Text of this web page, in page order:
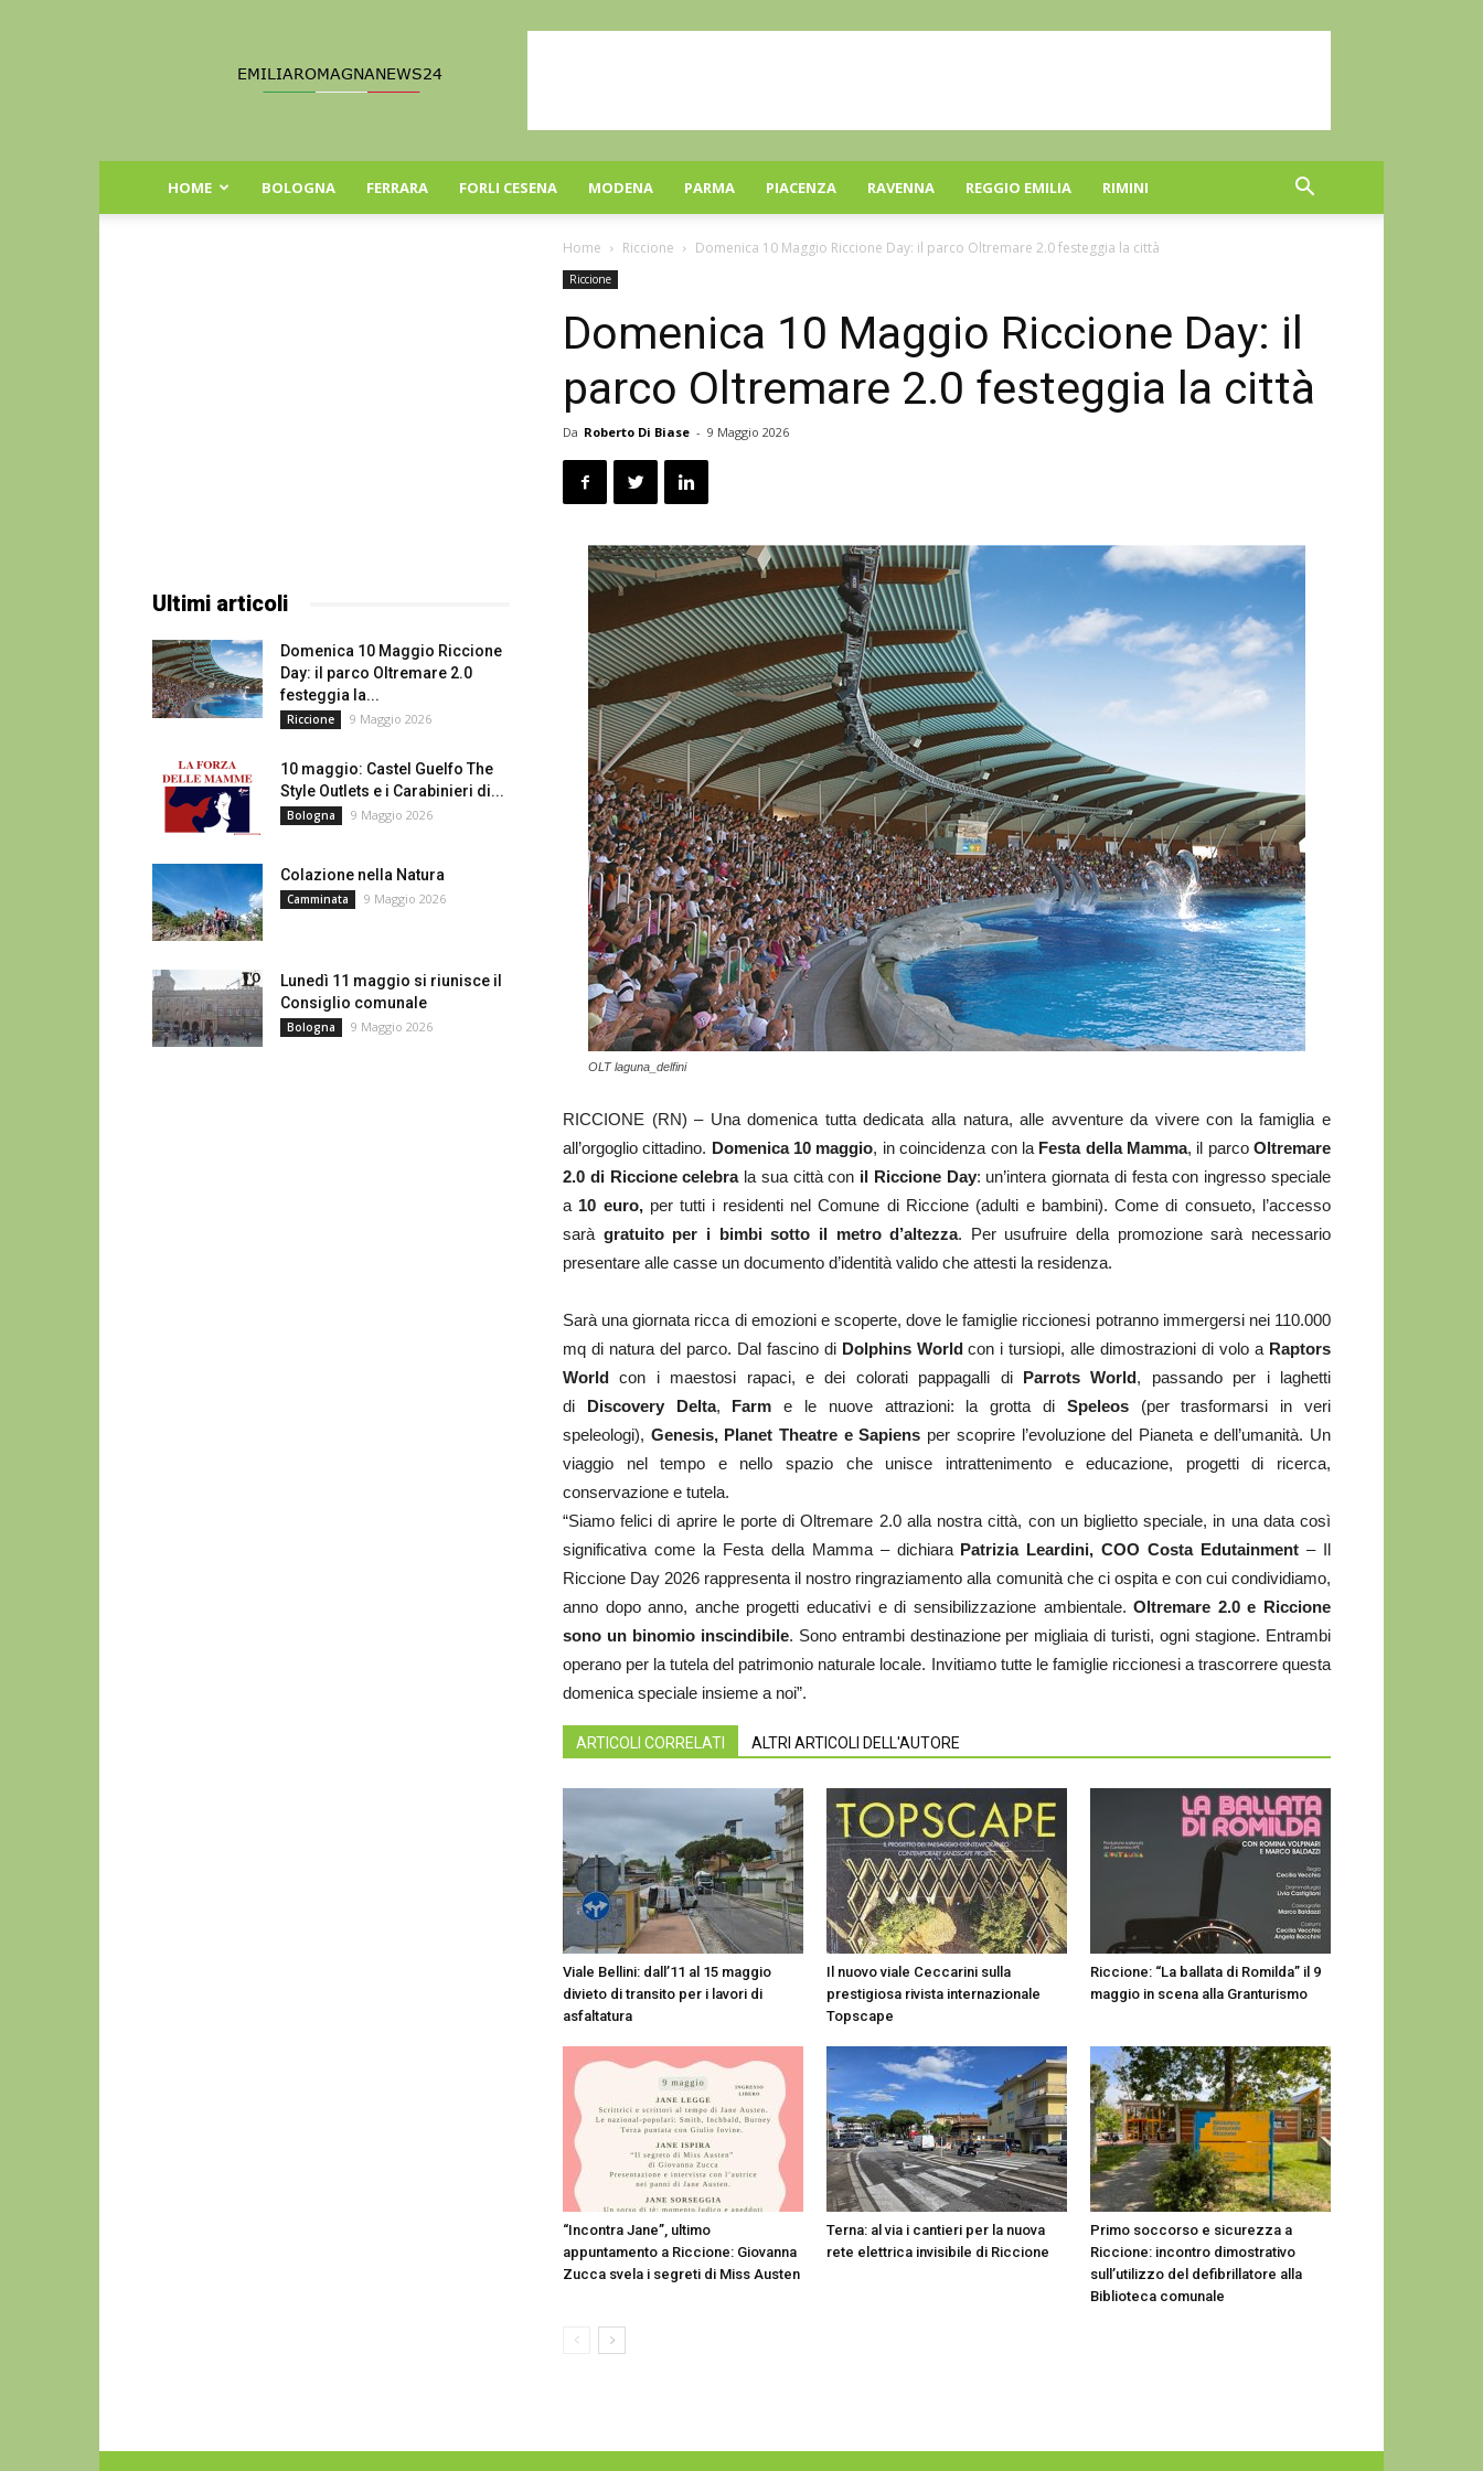
Romagna
HOME BOLOGNA FERRARA FORLI CESENA MODENA PARMA PIACENZA RAVENNA REGGIO EMILIA RIMINI
Home Riccione Domenica 10 Maggio Riccione Day: il parco Oltremare 2.0 festeggia la città
Riccione
Domenica 10 Maggio Riccione Day: il
parco Oltremare 2.0 festeggia la città
Da Roberto Di Biase - 9 Maggio 2026
OLT laguna_delfini
RICCIONE (RN) – Una domenica tutta dedicata alla natura, alle avventure da vivere con la famiglia e
all’orgoglio cittadino. Domenica 10 maggio, in coincidenza con la Festa della Mamma, il parcoOltremare
2.0 di Riccione celebrala sua città con il Riccione Day: un’intera giornata di festa con ingresso speciale
a 10 euro,per tutti i residenti nel Comune di Riccione (adulti e bambini). Come di consueto, l’accesso
sarà gratuito per i bimbi sotto il metro d’altezza. Per usufruire della promozione sarà necessario
presentare alle casse un documento d’identità valido che attesti la residenza.
Sarà una giornata ricca di emozioni e scoperte, dove le famiglie riccionesi potranno immergersi nei 110.000
mq di natura del parco. Dal fascino di Dolphins Worldcon i tursiopi, alle dimostrazioni di volo a Raptors
World con i maestosi rapaci, e dei colorati pappagalli di Parrots World, passando per i laghetti
di Discovery Delta, Farm e le nuove attrazioni: la grotta di Speleos(per trasformarsi in veri
speleologi), Genesis, Planet Theatre e Sapiens per scoprire l’evoluzione del Pianeta e dell’umanità. Un
viaggio nel tempo e nello spazio che unisce intrattenimento e educazione, progetti di ricerca,
conservazione e tutela.
“Siamo felici di aprire le porte di Oltremare 2.0 alla nostra città, con un biglietto speciale, in una data così
significativa come la Festa della Mamma – dichiara Patrizia Leardini, COO Costa Edutainment – Il
Riccione Day 2026 rappresenta il nostro ringraziamento alla comunità che ci ospita e con cui condividiamo,
anno dopo anno, anche progetti educativi e di sensibilizzazione ambientale.Oltremare 2.0 e Riccione
sono un binomio inscindibile. Sono entrambi destinazione per migliaia di turisti, ogni stagione. Entrambi
operano per la tutela del patrimonio naturale locale. Invitiamo tutte le famiglie riccionesi a trascorrere questa
domenica speciale insieme a noi”.
ARTICOLI CORRELATI ALTRI ARTICOLI DELL'AUTORE
Viale Bellini: dall’11 al 15 maggio
divieto di transito per i lavori di
asfaltatura
Il nuovo viale Ceccarini sulla
prestigiosa rivista internazionale
Topscape
Riccione: “La ballata di Romilda” il 9
maggio in scena alla Granturismo
“Incontra Jane”, ultimo
appuntamento a Riccione: Giovanna
Zucca svela i segreti di Miss Austen
Terna: al via i cantieri per la nuova
rete elettrica invisibile di Riccione
Primo soccorso e sicurezza a
Riccione: incontro dimostrativo
sull’utilizzo del defibrillatore alla
Biblioteca comunale
Ultimi articoli
Domenica 10 Maggio Riccione
Day: il parco Oltremare 2.0
festeggia la...
Riccione 9 Maggio 2026
10 maggio: Castel Guelfo The
Style Outlets e i Carabinieri di...
Bologna 9 Maggio 2026
Colazione nella Natura
Camminata 9 Maggio 2026
Lunedì 11 maggio si riunisce il
Consiglio comunale
Bologna 9 Maggio 2026